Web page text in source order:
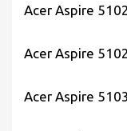
Acer Aspire
Acer Aspire
Acer Aspire